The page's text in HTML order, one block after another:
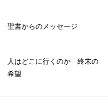
聖書からのメッセージ
人はどこに行くのか 終末の
希望